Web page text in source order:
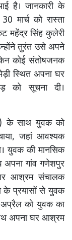
है। जानकारी के
मार्च को रास्ता
महेंद्र सिंह कुलेरी
तुरंत उसे अपने
कोई संतोषजनक
स्थित अपना घर
को सूचना दी।
के साथ युवक को
जहां आवश्यक
युवक की मानसिक
अपना गांव गणेशपुर
पर आश्रम संचालक
के प्रयासों से युवक
अप्रैल को युवक का
अपना घर आश्रम